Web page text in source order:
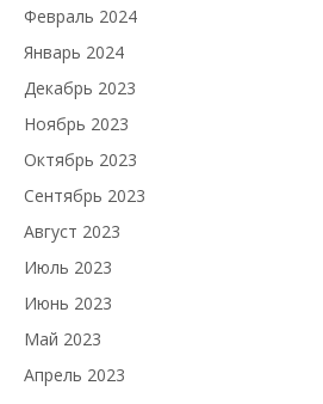
Февраль 2024
Январь 2024
Декабрь 2023
Ноябрь 2023
Октябрь 2023
Сентябрь 2023
Август 2023
Июль 2023
Июнь 2023
Май 2023
Апрель 2023